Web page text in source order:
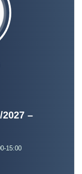
–
15:00